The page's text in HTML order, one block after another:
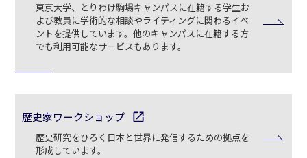
東京大学、とりわけ駒場キャンパスに在籍する学生お
よび教員に学術的な相談やライティングに関わるイベ
ントを提供しています。他のキャンパスに在籍する方
でも利用可能なサービスもあります。
歴史家ワークショップ open_in_new
歴史研究をひろく日本と世界に発信するための拠点を
形成しています。